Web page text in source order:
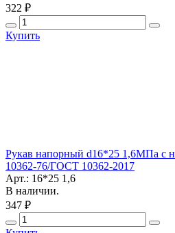
322 ₽
Купить
Рукав напорный d16*25 1,6МПа с
10362-76/ГОСТ 10362-2017
Арт.: 16*25 1,6
В наличии.
347 ₽